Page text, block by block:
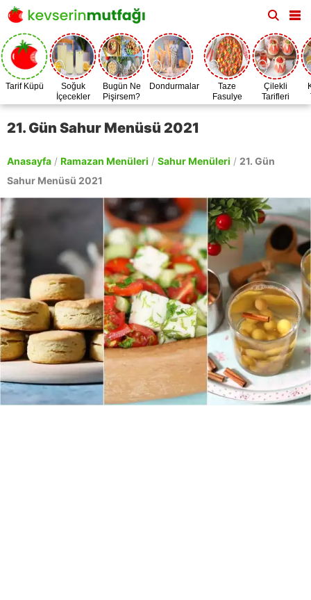
Tarif Küpü
Soğuk
İçecekler
Bugün Ne
Pişirsem?
Dondurmalar
Taze
Fasulye
Zamanı
Çilekli
Tarifleri
21. Gün Sahur Menüsü 2021
Anasayfa / Ramazan Menüleri / Sahur Menüleri / 21. Gün
Sahur Menüsü 2021